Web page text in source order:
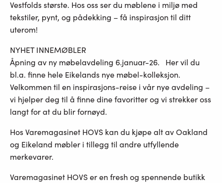
Vestfolds største. Hos oss ser du møblene i miljø med
tekstiler, pynt, og pådekking – få inspirasjon til ditt
uterom!
NYHET INNEMØBLER
Åpning av ny møbelavdeling 6.januar-26. Her vil du
bl.a. finne hele Eikelands nye møbel-kolleksjon.
Velkommen til en inspirasjons-reise i vår nye avdeling –
vi hjelper deg til å finne dine favoritter og vi strekker oss
langt for at du blir fornøyd.
Hos Varemagasinet HOVS kan du kjøpe alt av Oakland
og Eikeland møbler i tillegg til andre utfyllende
merkevarer.
Varemagasinet HOVS er en fresh og spennende butikk